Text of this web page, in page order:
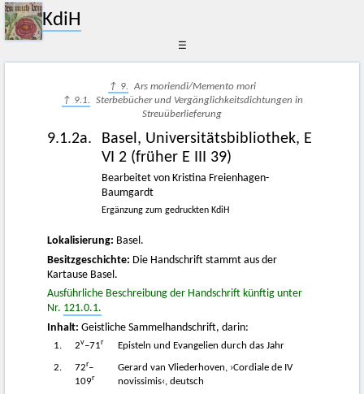
KdiH
☰
↑ 9. Ars moriendi/Memento mori
↑ 9.1. Sterbebücher und Vergänglichkeitsdichtungen in
Streuüberlieferung
9.1.2a.
Basel, Universitätsbibliothek, E
VI 2 (früher E III 39)
Bearbeitet von Kristina Freienhagen-
Baumgardt
Ergänzung zum gedruckten KdiH
Lokalisierung: Basel.
Besitzgeschichte: Die Handschrift stammt aus der
Kartause Basel.
Ausführliche Beschreibung der Handschrift künftig unter
Nr. 121.0.1.
Inhalt: Geistliche Sammelhandschrift, darin:
1. 2v–71r Episteln und Evangelien durch das Jahr
2. 72r–
109r
Gerard van Vliederhoven, ›Cordiale de IV
novissimis‹, deutsch